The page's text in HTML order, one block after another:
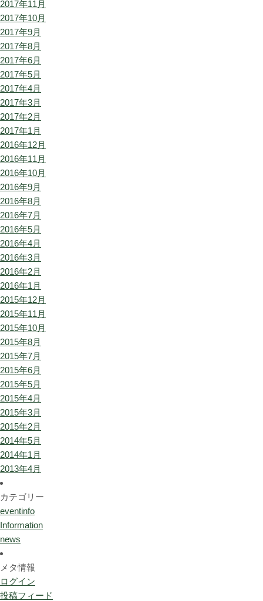
2017年11月
2017年10月
2017年9月
2017年8月
2017年6月
2017年5月
2017年4月
2017年3月
2017年2月
2017年1月
2016年12月
2016年11月
2016年10月
2016年9月
2016年8月
2016年7月
2016年5月
2016年4月
2016年3月
2016年2月
2016年1月
2015年12月
2015年11月
2015年10月
2015年8月
2015年7月
2015年6月
2015年5月
2015年4月
2015年3月
2015年2月
2014年5月
2014年1月
2013年4月
カテゴリー
eventinfo
Information
news
メタ情報
ログイン
投稿フィード